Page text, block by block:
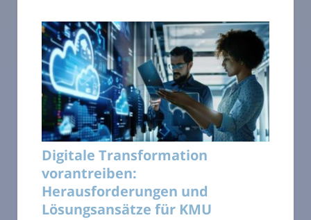
Digitale Transformation
vorantreiben:
Herausforderungen und
Lösungsansätze für KMU